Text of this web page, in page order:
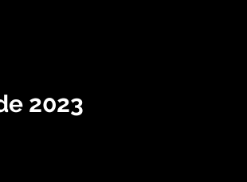
2023